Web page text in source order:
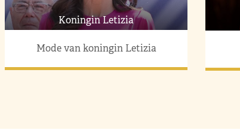
Koningin Letizia
Mode van koningin Letizia